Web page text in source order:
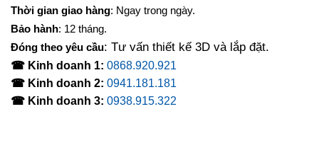
Thời gian giao hàng: Ngay trong ngày.
Bảo hành: 12 tháng.
Đóng theo yêu cầu: Tư vấn thiết kế 3D và lắp đặt.
☎ Kinh doanh 1: 0868.920.921
☎ Kinh doanh 2: 0941.181.181
☎ Kinh doanh 3: 0938.915.322